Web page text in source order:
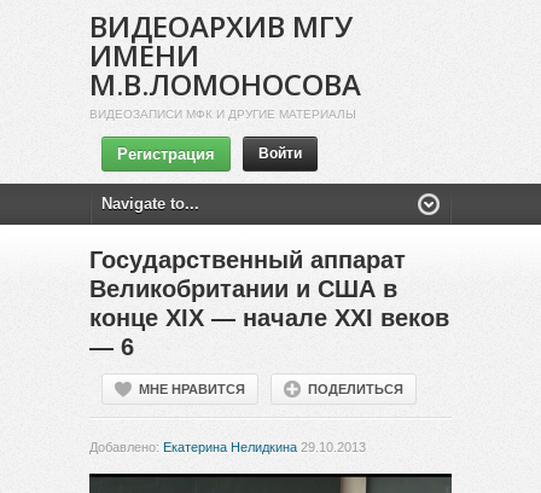
ВИДЕОАРХИВ МГУ
ИМЕНИ
М.В.ЛОМОНОСОВА
ВИДЕОЗАПИСИ МФК И ДРУГИЕ МАТЕРИАЛЫ
Регистрация Войти
Государственный аппарат
Великобритании и США в
конце XIX — начале XXI веков
— 6
МНЕ НРАВИТСЯ ПОДЕЛИТЬСЯ
Добавлено: Екатерина Нелидкина 29.10.2013